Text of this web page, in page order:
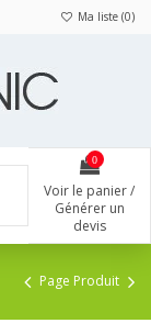
Ma liste (0)
0
Voir le panier /
Générer un
devis
Page Produit